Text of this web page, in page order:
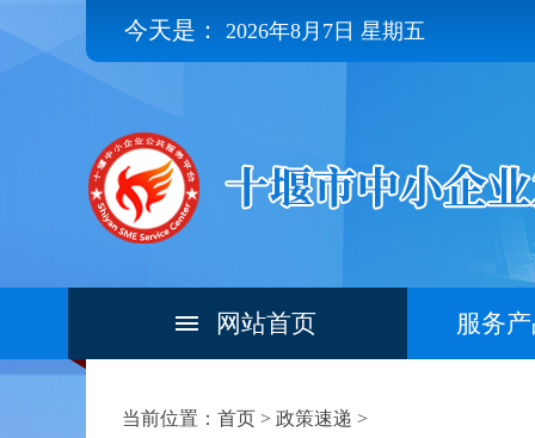
今天是： 2026年8月7日 星期五
网站首页 服务
当前位置：首页 > 政策速递 >